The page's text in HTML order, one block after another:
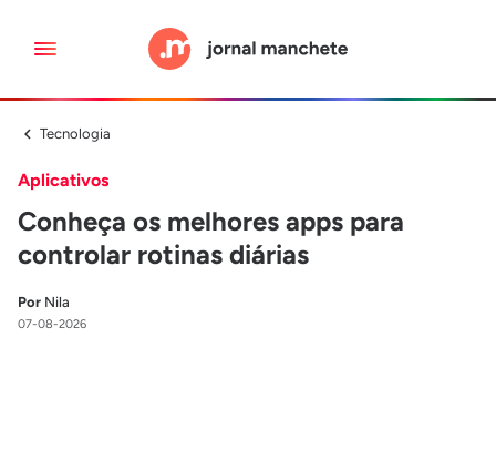
Tecnologia
Aplicativos
Conheça os melhores apps para
controlar rotinas diárias
Por Nila
07-08-2026